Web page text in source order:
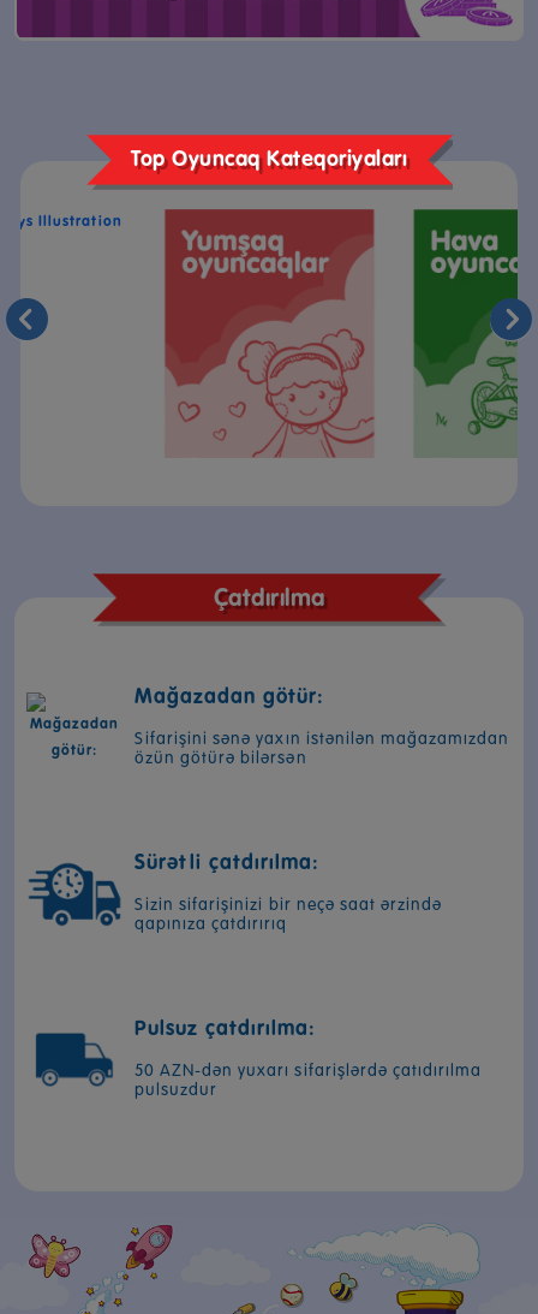
Top Oyuncaq Kateqoriyaları
Çatdırılma
Mağazadan götür:
Sifarişini sənə yaxın istənilən mağazamızdan
özün götürə bilərsən
Sürətli çatdırılma:
Sizin sifarişinizi bir neçə saat ərzində
qapınıza çatdırırıq
Pulsuz çatdırılma:
50 AZN-dən yuxarı sifarişlərdə çatıdırılma
pulsuzdur